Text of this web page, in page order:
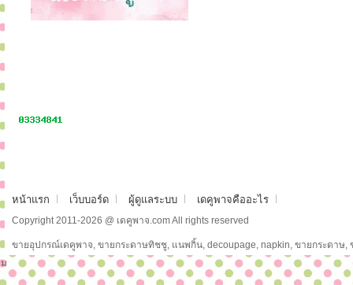
หน้าแรก เว็บบอร์ด ผู้ดูแลระบบ เดคูพาจคืออะไร
Copyright 2011-2026 @ เดคูพาจ.com All rights reserved
ขายอุปกรณ์เดคูพาจ, ขายกระดาษทิชชู, แนพกิ้น, decoupage, napkin, ขายกระดาษ
ม